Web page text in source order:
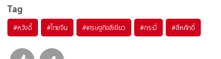
Tag
#หวังอี้ #ไทยจีน #เศรษฐกิจสีเขียว #กระบี่ #สีหศักดิ์